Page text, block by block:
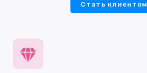
Стать клиентом